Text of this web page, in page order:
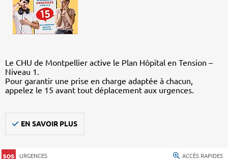
Le CHU de Montpellier active le Plan Hôpital en Tension –
Niveau 1.
Pour garantir une prise en charge adaptée à chacun,
appelez le 15 avant tout déplacement aux urgences.
EN SAVOIR PLUS
URGENCES ACCÈS RAPIDES